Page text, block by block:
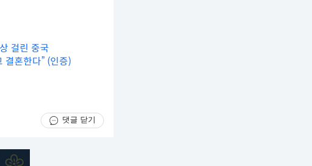
걸린 중국
결혼한다” (인증)
댓글 닫기